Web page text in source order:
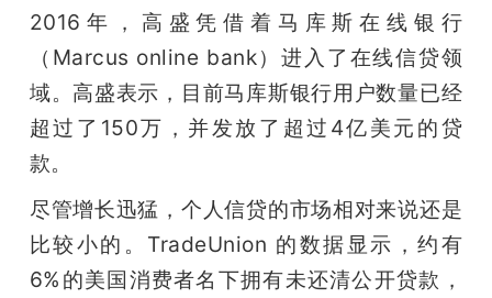
2016年，高盛凭借着马库斯在线银行
（Marcus online bank）进入了在线信贷领
域。高盛表示，目前马库斯银行用户数量已经
超过了150万，并发放了超过4亿美元的贷
款。
尽管增长迅猛，个人信贷的市场相对来说还是
比较小的。TradeUnion 的数据显示，约有
6%的美国消费者名下拥有未还清公开贷款，